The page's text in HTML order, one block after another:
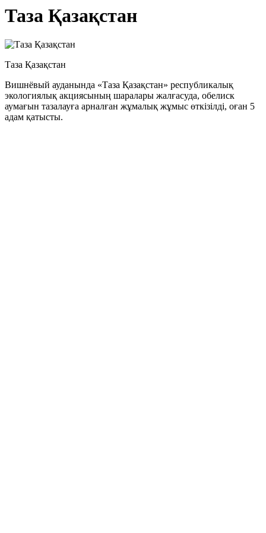
Таза Қазақстан
Таза Қазақстан
Вишнёвый ауданында «Таза Қазақстан» республикалық
экологиялық акциясының шаралары жалғасуда, обелиск
аумағын тазалауға арналған жұмалық жұмыс өткізілді, оған 5
адам қатысты.